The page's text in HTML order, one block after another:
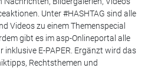
Unter #HASHTAG sind alle
Videos zu einem Themenspecial
gibt es im asp-Onlineportal alle
E-PAPER. Ergänzt wird das
Rechtsthemen und